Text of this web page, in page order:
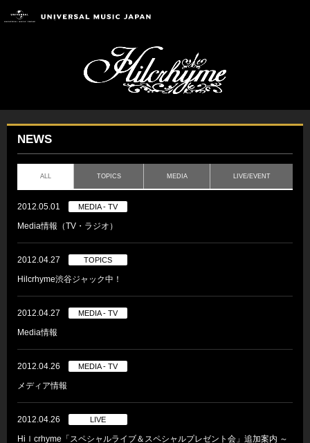
NEWS
ALL TOPICS MEDIA LIVE/EVENT
2012.05.01 MEDIA - TV
Media情報（TV・ラジオ）
2012.04.27 TOPICS
Hilcrhyme渋谷ジャック中！
2012.04.27 MEDIA - TV
Media情報
2012.04.26 MEDIA - TV
メディア情報
2012.04.26 LIVE
Hiｌcrhyme「スペシャルライブ＆スペシャルプレゼント会」追加案内 ～